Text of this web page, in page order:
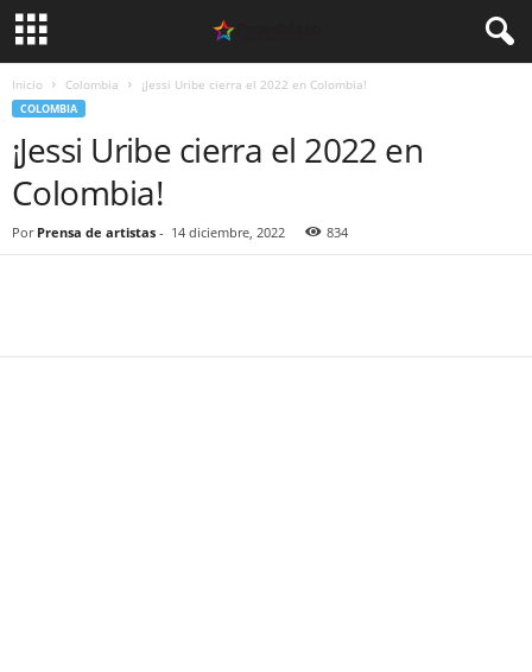
Inicio Colombia ¡Jessi Uribe cierra el 2022 en Colombia!
COLOMBIA
¡Jessi Uribe cierra el 2022 en
Colombia!
Por Prensa de artistas - 14 diciembre, 2022 834